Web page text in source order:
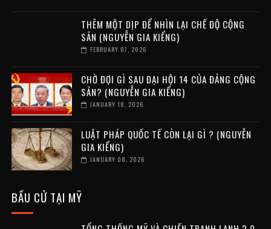
THÊM MỘT DỊP ĐỂ NHÌN LẠI CHẾ ĐỘ CỘNG
SẢN (NGUYỄN GIA KIỂNG)
FEBRUARY 07, 2026
CHỜ ĐỢI GÌ SAU ĐẠI HỘI 14 CỦA ĐẢNG CỘNG
SẢN? (NGUYỄN GIA KIỂNG)
JANUARY 18, 2026
LUẬT PHÁP QUỐC TẾ CÒN LẠI GÌ ? (NGUYỄN
GIA KIỂNG)
JANUARY 08, 2026
BẦU CỬ TẠI MỸ